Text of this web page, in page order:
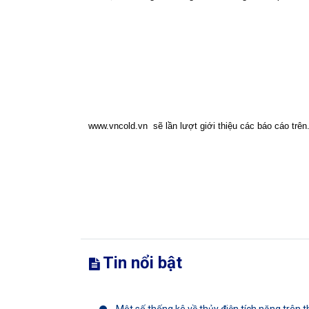
www.vncold.vn sẽ lần lượt giới thiệu các báo cáo trên.
Tin nổi bật